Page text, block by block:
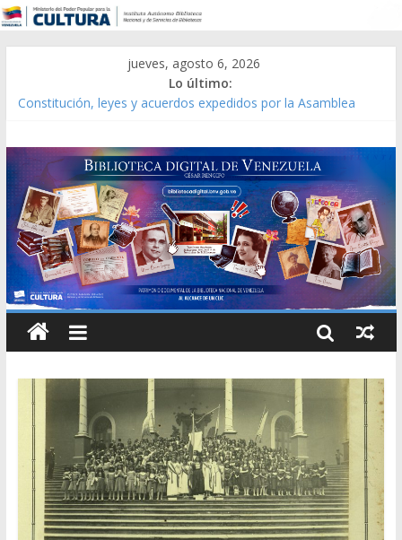
jueves, agosto 6, 2026
Lo último:
Constitución, leyes y acuerdos expedidos por la Asamblea
Modesta Bor Sánchez [material gráfico]
Gaceta Oficial de la República de Venezuela año CXXXIII Mes V,
Caracas 09 de marzo de 2006 N° 38.394
Catálogo temático de obras de Modesta Bor